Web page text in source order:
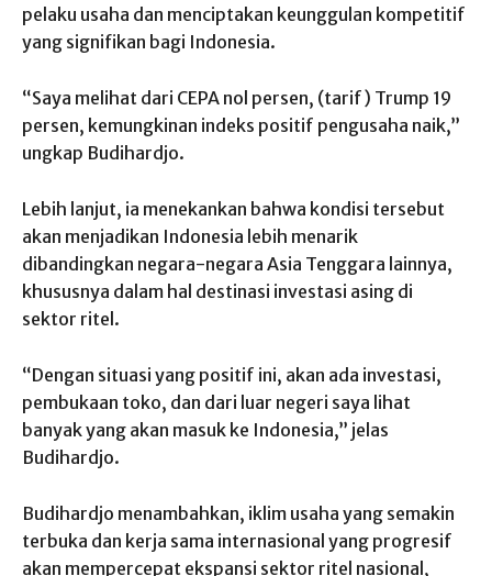
pelaku usaha dan menciptakan keunggulan kompetitif
yang signifikan bagi Indonesia.
“Saya melihat dari CEPA nol persen, (tarif) Trump 19
persen, kemungkinan indeks positif pengusaha naik,”
ungkap Budihardjo.
Lebih lanjut, ia menekankan bahwa kondisi tersebut
akan menjadikan Indonesia lebih menarik
dibandingkan negara-negara Asia Tenggara lainnya,
khususnya dalam hal destinasi investasi asing di
sektor ritel.
“Dengan situasi yang positif ini, akan ada investasi,
pembukaan toko, dan dari luar negeri saya lihat
banyak yang akan masuk ke Indonesia,” jelas
Budihardjo.
Budihardjo menambahkan, iklim usaha yang semakin
terbuka dan kerja sama internasional yang progresif
akan mempercepat ekspansi sektor ritel nasional,